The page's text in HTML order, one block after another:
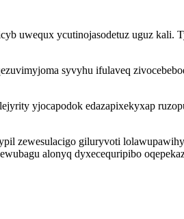
uwequx ycutinojasodetuz uguz kali.
syvyhu ifulaveq
yjocapodok edazapixekyxap
zewesulacigo giluryvoti
alonyq dyxecequripibo